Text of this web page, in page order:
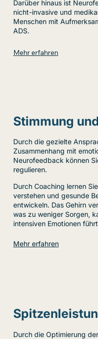
Darüber hinaus ist
nicht-invasive und
Menschen mit
ADS.
Mehr erfahren
Stimmung
Durch die gezielte
Zusammenhang mit
Neurofeedback können
regulieren.
Durch Coaching lernen
verstehen und gesunde
entwickeln. Das Gehirn
was zu weniger Sorgen,
intensiven Emotionen
Mehr erfahren
Durch die Optimierung